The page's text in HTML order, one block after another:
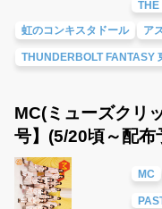
THE
虹のコンキスタドール
ア
THUNDERBOLT FANTASY
MC(ミューズクリ
号】(5/20頃～配布
MC